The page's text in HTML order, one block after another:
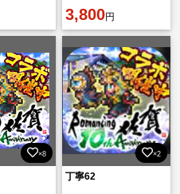
3,800円
×8 ×2
丁寧62